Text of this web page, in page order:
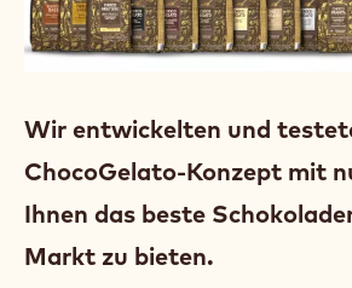
Wir entwickelten und
ChocoGelato-Konzept mit
Ihnen das beste
Markt zu bieten.